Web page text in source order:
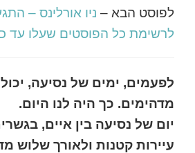
לפוסט הבא – ניו אורלינס –
לרשימת כל הפוסטים שעלו עד
לפעמים, ימים של נסיעה,
מדהימים. כך היה לנו היום.
יום של נסיעה בין איים,
עיירות קטנות ולאורך שלוש